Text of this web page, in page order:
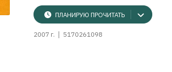
ПЛАНИРУЮ ПРОЧИТАТЬ
2007 г. 5170261098